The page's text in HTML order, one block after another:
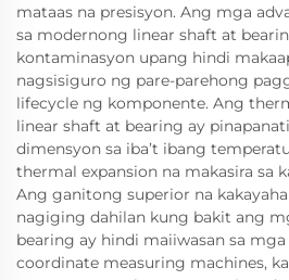
mataas na presisyon. Ang mga
sa modernong linear shaft at
kontaminasyon upang hindi
nagsisiguro ng pare-parehong
lifecycle ng komponente. Ang
linear shaft at bearing ay
dimensyon sa iba’t ibang
thermal expansion na makasira sa
Ang ganitong superior na
nagiging dahilan kung bakit ang
bearing ay hindi maiiwasan sa
coordinate measuring machines,